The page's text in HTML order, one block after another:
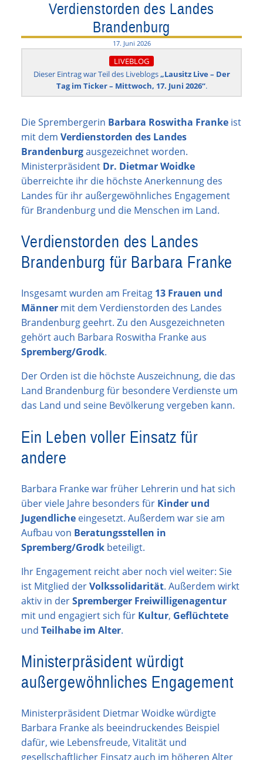
Verdienstorden des Landes
Brandenburg
17. Juni 2026
LIVEBLOG
Dieser Eintrag war Teil des Liveblogs„Lausitz Live – Der
Tag im Ticker – Mittwoch, 17. Juni 2026“.
Die Sprembergerin Barbara Roswitha Franke ist
mit dem Verdienstorden des Landes
Brandenburgausgezeichnet worden.
Ministerpräsident Dr. Dietmar Woidke
überreichte ihr die höchste Anerkennung des
Landes für ihr außergewöhnliches Engagement
für Brandenburg und die Menschen im Land.
Verdienstorden des Landes
Brandenburg für Barbara Franke
Insgesamt wurden am Freitag 13 Frauen und
Männer mit dem Verdienstorden des Landes
Brandenburg geehrt. Zu den Ausgezeichneten
gehört auch Barbara Roswitha Franke aus
Spremberg/Grodk.
Der Orden ist die höchste Auszeichnung, die das
Land Brandenburg für besondere Verdienste um
das Land und seine Bevölkerung vergeben kann.
Ein Leben voller Einsatz für
andere
Barbara Franke war früher Lehrerin und hat sich
über viele Jahre besonders für Kinder und
Jugendliche eingesetzt. Außerdem war sie am
Aufbau von Beratungsstellen in
Spremberg/Grodk beteiligt.
Ihr Engagement reicht aber noch viel weiter: Sie
ist Mitglied derVolkssolidarität. Außerdem wirkt
aktiv in derSpremberger Freiwilligenagentur
mit und engagiert sich für Kultur, Geflüchtete
und Teilhabe im Alter.
Ministerpräsident würdigt
außergewöhnliches Engagement
Ministerpräsident Dietmar Woidke würdigte
Barbara Franke als beeindruckendes Beispiel
dafür, wie Lebensfreude, Vitalität und
gesellschaftlicher Einsatz auch im höheren Alter